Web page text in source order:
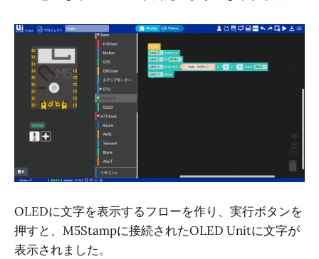
OLEDに文字を表示するフローを作り、実行ボタンを
押すと、M5Stampに接続されたOLED Unitに文字が
表示されました。